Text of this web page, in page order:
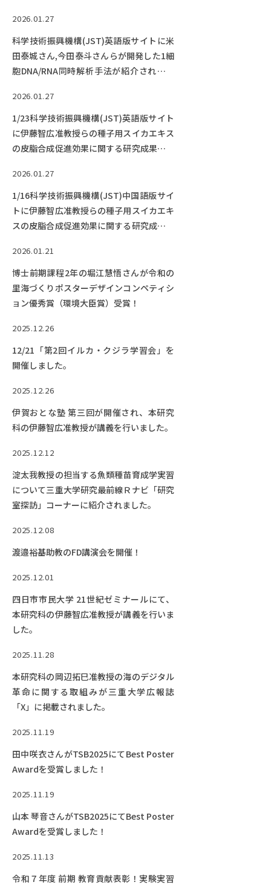
2026.01.27
科学技術振興機構(JST)英語版サイトに米
田泰城さん,今田泰斗さんらが開発した1細
胞DNA/RNA同時解析手法が紹介されてい
2026.01.27
1/23科学技術振興機構(JST)英語版サイト
に伊藤智広准教授らの種子用スイカエキス
の皮脂合成促進効果に関する研究成果が紹
2026.01.27
1/16科学技術振興機構(JST)中国語版サイ
トに伊藤智広准教授らの種子用スイカエキ
スの皮脂合成促進効果に関する研究成果が
2026.01.21
博士前期課程2年の堀江慧悟さんが令和の
里海づくりポスターデザインコンペティシ
ョン優秀賞（環境大臣賞）受賞！
2025.12.26
12/21「第2回イルカ・クジラ学習会」を
開催しました。
2025.12.26
伊賀おとな塾 第三回が開催され、本研究
科の伊藤智広准教授が講義を行いました。
2025.12.12
淀太我教授の担当する魚類種苗育成学実習
について三重大学研究最前線Ｒナビ「研究
室探訪」コーナーに紹介されました。
2025.12.08
渡邉裕基助教のFD講演会を開催！
2025.12.01
四日市市民大学 21世紀ゼミナールにて、
本研究科の伊藤智広准教授が講義を行いま
した。
2025.11.28
本研究科の岡辺拓巳准教授の海のデジタル
革命に関する取組みが三重大学広報誌
「X」に掲載されました。
2025.11.19
田中咲衣さんがTSB2025にてBest Poster
Awardを受賞しました！
2025.11.19
山本 琴音さんがTSB2025にてBest Poster
Awardを受賞しました！
2025.11.13
令和７年度 前期 教育貢献表彰！実験実習